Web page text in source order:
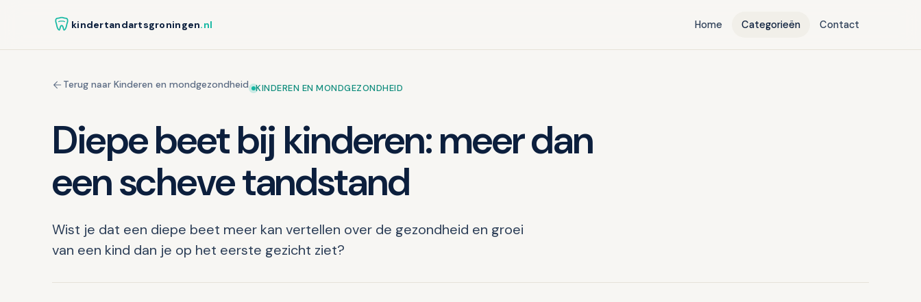
kindertandartsgroningen.nl Home Categorieën Contact
Terug naar Kinderen en mondgezondheid KINDEREN EN MONDGEZONDHEID
Diepe beet bij kinderen: meer dan
een scheve tandstand
Wist je dat een diepe beet meer kan vertellen over de gezondheid en groei
van een kind dan je op het eerste gezicht ziet?